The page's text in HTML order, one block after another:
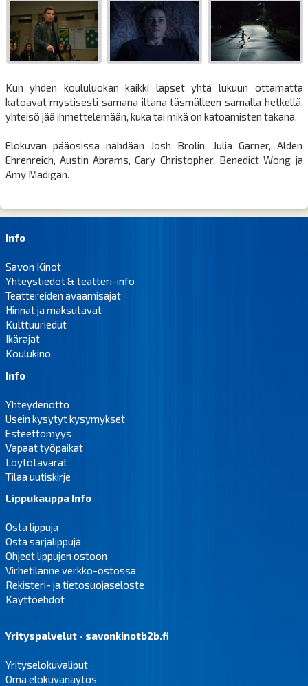
Kun yhden koululuokan kaikki lapset yhtä lukuun ottamatta
katoavat mystisesti samana iltana täsmälleen samalla hetkellä,
yhteisö jää ihmettelemään, kuka tai mikä on katoamisten takana.
Elokuvan pääosissa nähdään Josh Brolin, Julia Garner, Alden
Ehrenreich, Austin Abrams, Cary Christopher, Benedict Wong ja
Amy Madigan.
Info
Savon Kinot
Yhteystiedot & teatteri-info
Teattereiden avaamisajat
Hinnat ja maksutavat
Kulttuuriedut
Ikärajat
Koulukino
Info
Yhteydenotto
Usein kysytyt kysymykset
Esteettömyys
Vapaat työpaikat
Löytötavarat
Tilaa uutiskirje
Lippukauppa Info
Osta lippuja
Osta sarjalippuja
Ohjeet lippujen ostoon
Virhetilanne verkko-ostossa
Rekisteri- ja tietosuojaseloste
Käyttöehdot
Yrityspalvelut - savonkinotb2b.fi
Yrityselokuvaliput
Oma elokuvanäytös